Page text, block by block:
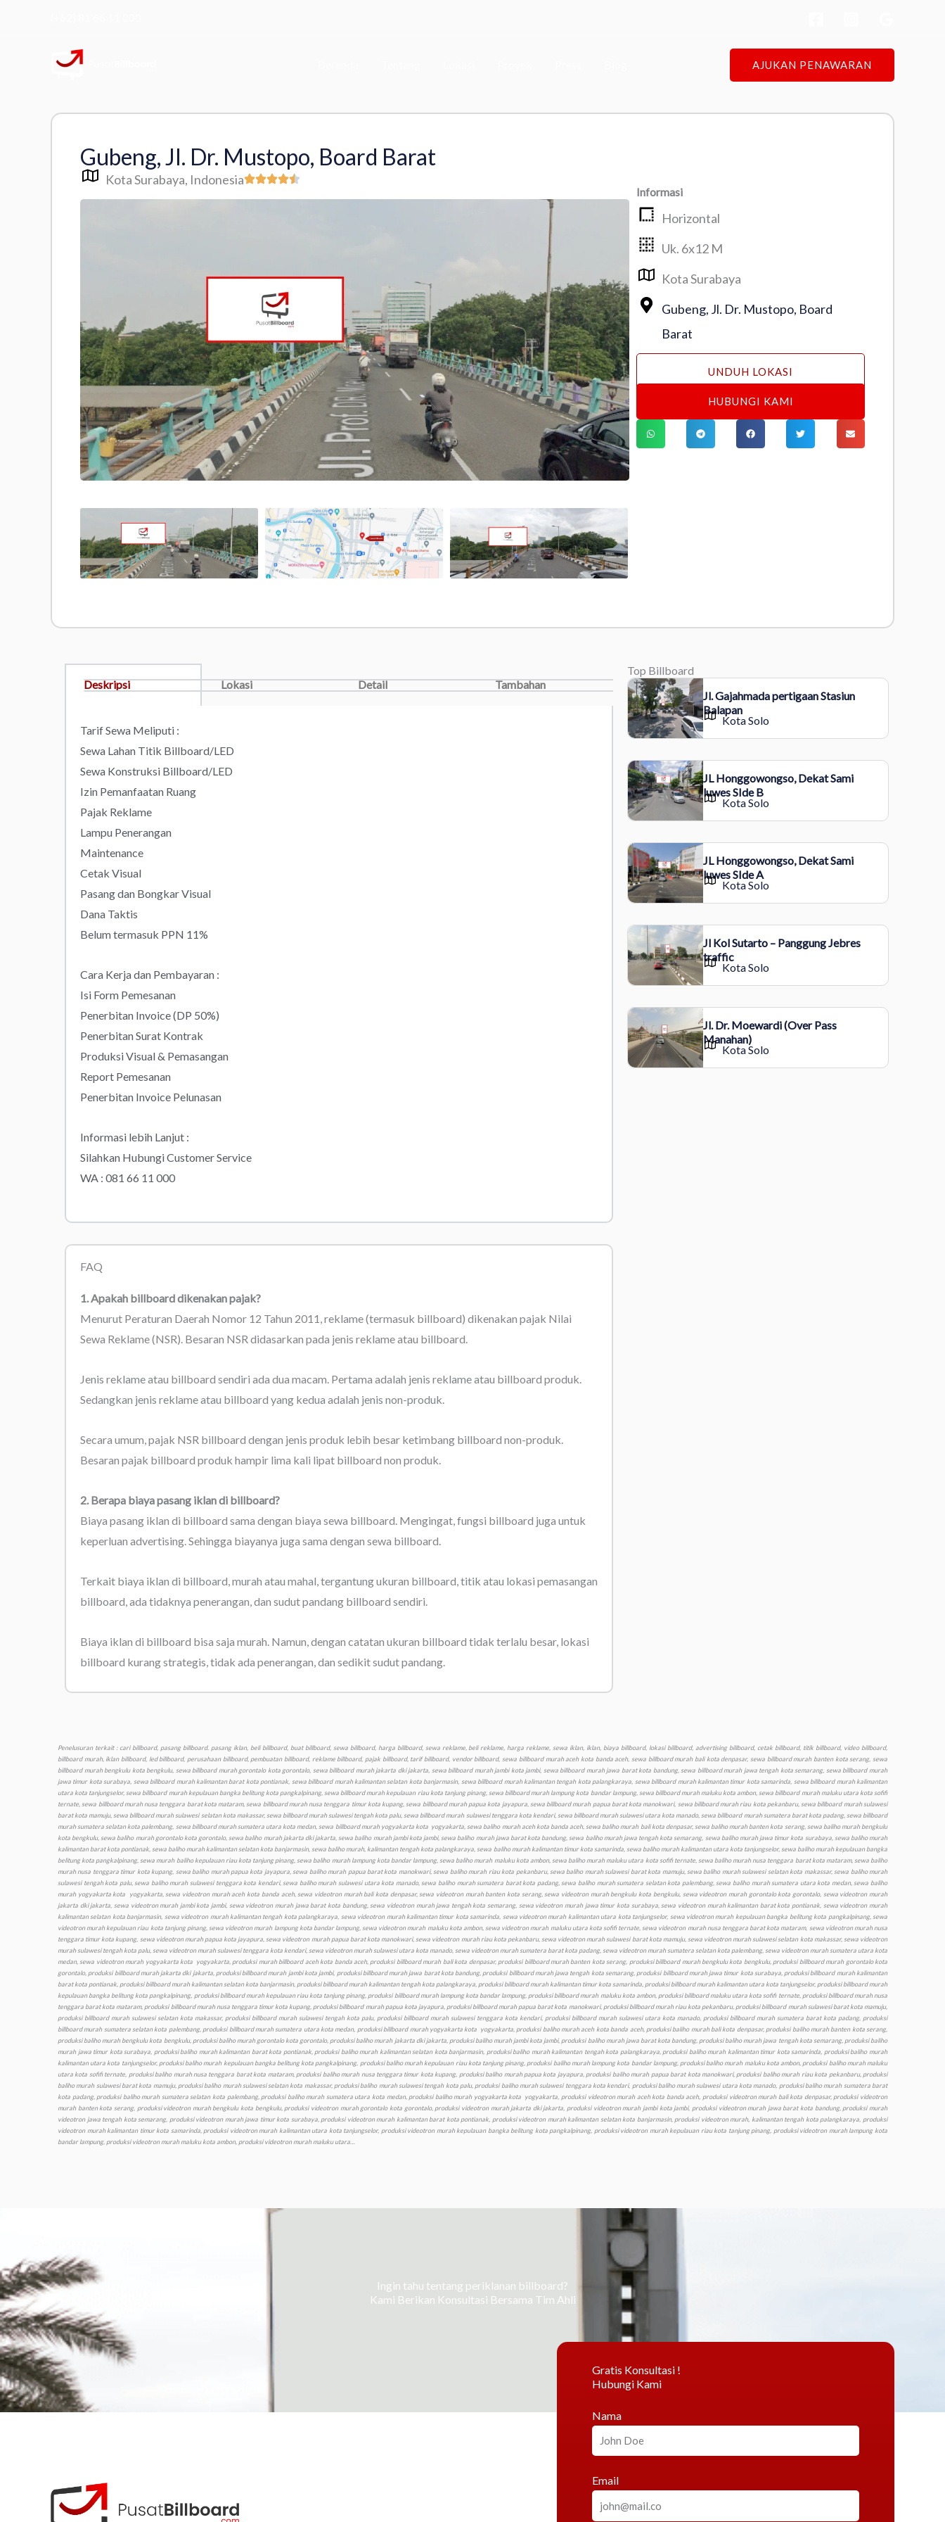
AJUKAN PENAWARAN
Gubeng, Jl. Dr. Mustopo, Board Barat
Kota Surabaya, Indonesia
Informasi
Horizontal
Uk. 6x12 M
Kota Surabaya
Gubeng, Jl. Dr. Mustopo, Board
Barat
UNDUH LOKASI
HUBUNGI KAMI
Deskripsi Lokasi Detail Tambahan
Tarif Sewa Meliputi :
Sewa Lahan Titik Billboard/LED
Sewa Konstruksi Billboard/LED
Izin Pemanfaatan Ruang
Pajak Reklame
Lampu Penerangan
Maintenance
Cetak Visual
Pasang dan Bongkar Visual
Dana Taktis
Belum termasuk PPN 11%
Cara Kerja dan Pembayaran :
Isi Form Pemesanan
Penerbitan Invoice (DP 50%)
Penerbitan Surat Kontrak
Produksi Visual & Pemasangan
Report Pemesanan
Penerbitan Invoice Pelunasan
Informasi lebih Lanjut :
Silahkan Hubungi Customer Service
WA : 081 66 11 000
FAQ
1. Apakah billboard dikenakan pajak?
Menurut Peraturan Daerah Nomor 12 Tahun 2011, reklame (termasuk billboard) dikenakan pajak Nilai
Sewa Reklame (NSR). Besaran NSR didasarkan pada jenis reklame atau billboard.
Jenis reklame atau billboard sendiri ada dua macam. Pertama adalah jenis reklame atau billboard produk.
Sedangkan jenis reklame atau billboard yang kedua adalah jenis non-produk.
Secara umum, pajak NSR billboard dengan jenis produk lebih besar ketimbang billboard non-produk.
Besaran pajak billboard produk hampir lima kali lipat billboard non produk.
2. Berapa biaya pasang iklan di billboard?
Biaya pasang iklan di billboard sama dengan biaya sewa billboard. Mengingat, fungsi billboard juga untuk
keperluan advertising. Sehingga biayanya juga sama dengan sewa billboard.
Terkait biaya iklan di billboard, murah atau mahal, tergantung ukuran billboard, titik atau lokasi pemasangan
billboard, ada tidaknya penerangan, dan sudut pandang billboard sendiri.
Biaya iklan di billboard bisa saja murah. Namun, dengan catatan ukuran billboard tidak terlalu besar, lokasi
billboard kurang strategis, tidak ada penerangan, dan sedikit sudut pandang.
Top Billboard
Jl. Gajahmada pertigaan Stasiun
Balapan
Kota Solo
JL Honggowongso, Dekat Sami
luwes SIde B
Kota Solo
JL Honggowongso, Dekat Sami
luwes SIde A
Kota Solo
Jl Kol Sutarto – Panggung Jebres
traffic
Kota Solo
Jl. Dr. Moewardi (Over Pass
Manahan)
Kota Solo
Penelusuran terkait : cari billboard, pasang billboard. pasang iklan, beli billboard, buat billboard, sewa billboard, harga billboard, sewa reklame, beli reklame, harga reklame, sewa iklan, iklan, biaya billboard, lokasi billboard, advertising billboard, cetak billboard, titik billboard, video billboard, billboard murah, iklan billboard, led billboard, perusahaan billboard, pembuatan billboard, reklame billboard, pajak billboard, tarif billboard, vendor billboard, sewa billboard murah aceh kota banda aceh, sewa billboard murah bali kota denpasar, sewa billboard murah banten kota serang, sewa billboard murah bengkulu kota bengkulu, sewa billboard murah gorontalo kota gorontalo, sewa billboard murah jakarta dki jakarta, sewa billboard murah jambi kota jambi, sewa billboard murah jawa barat kota bandung, sewa billboard murah jawa tengah kota semarang, sewa billboard murah jawa timur kota surabaya, sewa billboard murah kalimantan barat kota pontianak, sewa billboard murah kalimantan selatan kota banjarmasin, sewa billboard murah kalimantan tengah kota palangkaraya, sewa billboard murah kalimantan timur kota samarinda, sewa billboard murah kalimantan utara kota tanjungselor, sewa billboard murah kepulauan bangka belitung kota pangkalpinang, sewa billboard murah kepulauan riau kota tanjung pinang, sewa billboard murah lampung kota bandar lampung, sewa billboard murah maluku kota ambon, sewa billboard murah maluku utara kota sofifi ternate, sewa billboard murah nusa tenggara barat kota mataram, sewa billboard murah nusa tenggara timur kota kupang, sewa billboard murah papua kota jayapura, sewa billboard murah papua barat kota manokwari, sewa billboard murah riau kota pekanbaru, sewa billboard murah sulawesi barat kota mamuju, sewa billboard murah sulawesi selatan kota makassar, sewa billboard murah sulawesi tengah kota palu, sewa billboard murah sulawesi tenggara kota kendari, sewa billboard murah sulawesi utara kota manado, sewa billboard murah sumatera barat kota padang, sewa billboard murah sumatera selatan kota palembang, sewa billboard murah sumatera utara kota medan, sewa billboard murah yogyakarta kota yogyakarta, sewa baliho murah aceh kota banda aceh, sewa baliho murah bali kota denpasar, sewa baliho murah banten kota serang, sewa baliho murah bengkulu kota bengkulu, sewa baliho murah gorontalo kota gorontalo, sewa baliho murah jakarta dki jakarta, sewa baliho murah jambi kota jambi, sewa baliho murah jawa barat kota bandung, sewa baliho murah jawa tengah kota semarang, sewa baliho murah jawa timur kota surabaya, sewa baliho murah kalimantan barat kota pontianak, sewa baliho murah kalimantan selatan kota banjarmasin, sewa baliho murah, kalimantan tengah kota palangkaraya, sewa baliho murah kalimantan timur kota samarinda, sewa baliho murah kalimantan utara kota tanjungselor, sewa baliho murah kepulauan bangka belitung kota pangkalpinang, sewa murah baliho kepulauan riau kota tanjung pinang, sewa baliho murah lampung kota bandar lampung, sewa baliho murah maluku kota ambon, sewa baliho murah maluku utara kota sofifi ternate, sewa baliho murah nusa tenggara barat kota mataram, sewa baliho murah nusa tenggara timur kota kupang, sewa baliho murah papua kota jayapura, sewa baliho murah papua barat kota manokwari, sewa baliho murah riau kota pekanbaru, sewa baliho murah sulawesi barat kota mamuju, sewa baliho murah sulawesi selatan kota makassar, sewa baliho murah sulawesi tengah kota palu, sewa baliho murah sulawesi tenggara kota kendari, sewa baliho murah sulawesi utara kota manado, sewa baliho murah sumatera barat kota padang, sewa baliho murah sumatera selatan kota palembang, sewa baliho murah sumatera utara kota medan, sewa baliho murah yogyakarta kota yogyakarta, sewa videotron murah aceh kota banda aceh, sewa videotron murah bali kota denpasar, sewa videotron murah banten kota serang, sewa videotron murah bengkulu kota bengkulu, sewa videotron murah gorontalo kota gorontalo, sewa videotron murah jakarta dki jakarta, sewa videotron murah jambi kota jambi, sewa videotron murah jawa barat kota bandung, sewa videotron murah jawa tengah kota semarang, sewa videotron murah jawa timur kota surabaya, sewa videotron murah kalimantan barat kota pontianak, sewa videotron murah kalimantan selatan kota banjarmasin, sewa videotron murah kalimantan tengah kota palangkaraya, sewa videotron murah kalimantan timur kota samarinda, sewa videotron murah kalimantan utara kota tanjungselor, sewa videotron murah kepulauan bangka belitung kota pangkalpinang, sewa videotron murah kepulauan riau kota tanjung pinang, sewa videotron murah lampung kota bandar lampung, sewa videotron murah maluku kota ambon, sewa videotron murah maluku utara kota sofifi ternate, sewa videotron murah nusa tenggara barat kota mataram, sewa videotron murah nusa tenggara timur kota kupang, sewa videotron murah papua kota jayapura, sewa videotron murah papua barat kota manokwari, sewa videotron murah riau kota pekanbaru, sewa videotron murah sulawesi barat kota mamuju, sewa videotron murah sulawesi selatan kota makassar, sewa videotron murah sulawesi tengah kota palu, sewa videotron murah sulawesi tenggara kota kendari, sewa videotron murah sulawesi utara kota manado, sewa videotron murah sumatera barat kota padang, sewa videotron murah sumatera selatan kota palembang, sewa videotron murah sumatera utara kota medan, sewa videotron murah yogyakarta kota yogyakarta, produksi murah billboard aceh kota banda aceh, produksi billboard murah bali kota denpasar, produksi billboard murah banten kota serang, produksi billboard murah bengkulu kota bengkulu, produksi billboard murah gorontalo kota gorontalo, produksi billboard murah jakarta dki jakarta, produksi billboard murah jambi kota jambi, produksi billboard murah jawa barat kota bandung, produksi billboard murah jawa tengah kota semarang, produksi billboard murah jawa timur kota surabaya, produksi billboard murah kalimantan barat kota pontianak, produksi billboard murah kalimantan selatan kota banjarmasin, produksi billboard murah kalimantan tengah kota palangkaraya, produksi billboard murah kalimantan timur kota samarinda, produksi billboard murah kalimantan utara kota tanjungselor, produksi billboard murah kepulauan bangka belitung kota pangkalpinang, produksi billboard murah kepulauan riau kota tanjung pinang, produksi billboard murah lampung kota bandar lampung, produksi billboard murah maluku kota ambon, produksi billboard maluku utara kota sofifi ternate, produksi billboard murah nusa tenggara barat kota mataram, produksi billboard murah nusa tenggara timur kota kupang, produksi billboard murah papua kota jayapura, produksi billboard murah papua barat kota manokwari, produksi billboard murah riau kota pekanbaru, produksi billboard murah sulawesi barat kota mamuju, produksi billboard murah sulawesi selatan kota makassar, produksi billboard murah sulawesi tengah kota palu, produksi billboard murah sulawesi tenggara kota kendari, produksi billboard murah sulawesi utara kota manado, produksi billboard murah sumatera barat kota padang, produksi billboard murah sumatera selatan kota palembang, produksi billboard murah sumatera utara kota medan, produksi billboard murah yogyakarta kota yogyakarta, produksi baliho murah aceh kota banda aceh, produksi baliho murah bali kota denpasar, produksi baliho murah banten kota serang, produksi baliho murah bengkulu kota bengkulu, produksi baliho murah gorontalo kota gorontalo, produksi baliho murah jakarta dki jakarta, produksi baliho murah jambi kota jambi, produksi baliho murah jawa barat kota bandung, produksi baliho murah jawa tengah kota semarang, produksi baliho murah jawa timur kota surabaya, produksi baliho murah kalimantan barat kota pontianak, produksi baliho murah kalimantan selatan kota banjarmasin, produksi baliho murah kalimantan tengah kota palangkaraya, produksi baliho murah kalimantan timur kota samarinda, produksi baliho murah kalimantan utara kota tanjungselor, produksi baliho murah kepulauan bangka belitung kota pangkalpinang, produksi baliho murah kepulauan riau kota tanjung pinang, produksi baliho murah lampung kota bandar lampung, produksi baliho murah maluku kota ambon, produksi baliho murah maluku utara kota sofifi ternate, produksi baliho murah nusa tenggara barat kota mataram, produksi baliho murah nusa tenggara timur kota kupang, produksi baliho murah papua kota jayapura, produksi baliho murah papua barat kota manokwari, produksi baliho murah riau kota pekanbaru, produksi baliho murah sulawesi barat kota mamuju, produksi baliho murah sulawesi selatan kota makassar, produksi baliho murah sulawesi tengah kota palu, produksi baliho murah sulawesi tenggara kota kendari, produksi baliho murah sulawesi utara kota manado, produksi baliho murah sumatera barat kota padang, produksi baliho murah sumatera selatan kota palembang, produksi baliho murah sumatera utara kota medan, produksi baliho murah yogyakarta kota yogyakarta, produksi videotron murah aceh kota banda aceh, produksi videotron murah bali kota denpasar, produksi videotron murah banten kota serang, produksi videotron murah bengkulu kota bengkulu, produksi videotron murah gorontalo kota gorontalo, produksi videotron murah jakarta dki jakarta, produksi videotron murah jambi kota jambi, produksi videotron murah jawa barat kota bandung, produksi murah videotron jawa tengah kota semarang, produksi videotron murah jawa timur kota surabaya, produksi videotron murah kalimantan barat kota pontianak, produksi videotron murah kalimantan selatan kota banjarmasin, produksi videotron murah, kalimantan tengah kota palangkaraya, produksi videotron murah kalimantan timur kota samarinda, produksi videotron murah kalimantan utara kota tanjungselor, produksi videotron murah kepulauan bangka belitung kota pangkalpinang, produksi videotron murah kepulauan riau kota tanjung pinang, produksi videotron murah lampung kota bandar lampung, produksi videotron murah maluku kota ambon, produksi videotron murah maluku utara
Ingin tahu tentang periklanan billboard?
Kami Berikan Konsultasi Bersama Tim Ahli
Gratis Konsultasi !
Hubungi Kami
Nama
Email